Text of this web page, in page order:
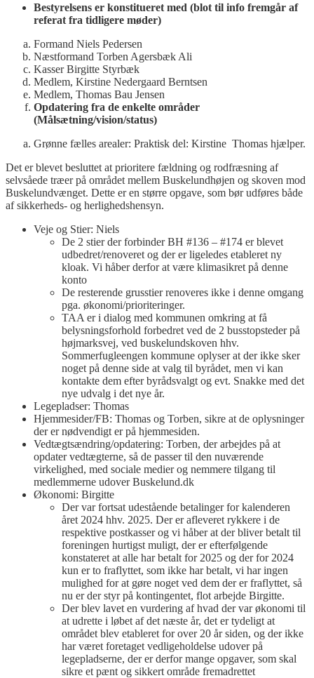
Bestyrelsens er konstitueret med (blot til info fremgår af
referat fra tidligere møder)
Formand Niels Pedersen
Næstformand Torben Agersbæk Ali
Kasser Birgitte Styrbæk
Medlem, Kirstine Nedergaard Berntsen
Medlem, Thomas Bau Jensen
Opdatering fra de enkelte områder
(Målsætning/vision/status)
Grønne fælles arealer: Praktisk del: Kirstine Thomas hjælper.
Det er blevet besluttet at prioritere fældning og rodfræsning af
selvsåede træer på området mellem Buskelundhøjen og skoven mod
Buskelundvænget. Dette er en større opgave, som bør udføres både
af sikkerheds- og herlighedshensyn.
Veje og Stier: Niels
De 2 stier der forbinder BH #136 – #174 er blevet
udbedret/renoveret og der er ligeledes etableret ny
kloak. Vi håber derfor at være klimasikret på denne
konto
De resterende grusstier renoveres ikke i denne omgang
pga. økonomi/prioriteringer.
TAA er i dialog med kommunen omkring at få
belysningsforhold forbedret ved de 2 busstopsteder på
højmarksvej, ved buskelundskoven hhv.
Sommerfugleengen kommune oplyser at der ikke sker
noget på denne side at valg til byrådet, men vi kan
kontakte dem efter byrådsvalgt og evt. Snakke med det
nye udvalg i det nye år.
Legepladser: Thomas
Hjemmesider/FB: Thomas og Torben, sikre at de oplysninger
der er nødvendigt er på hjemmesiden.
Vedtægtsændring/opdatering: Torben, der arbejdes på at
opdater vedtægterne, så de passer til den nuværende
virkelighed, med sociale medier og nemmere tilgang til
medlemmerne udover Buskelund.dk
Økonomi: Birgitte
Der var fortsat udestående betalinger for kalenderen
året 2024 hhv. 2025. Der er afleveret rykkere i de
respektive postkasser og vi håber at der bliver betalt til
foreningen hurtigst muligt, der er efterfølgende
konstateret at alle har betalt for 2025 og der for 2024
kun er to fraflyttet, som ikke har betalt, vi har ingen
mulighed for at gøre noget ved dem der er fraflyttet, så
nu er der styr på kontingentet, flot arbejde Birgitte.
Der blev lavet en vurdering af hvad der var økonomi til
at udrette i løbet af det næste år, det er tydeligt at
området blev etableret for over 20 år siden, og der ikke
har været foretaget vedligeholdelse udover på
legepladserne, der er derfor mange opgaver, som skal
sikre et pænt og sikkert område fremadrettet